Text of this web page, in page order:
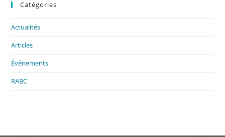
Catégories
Actualités
Articles
Événements
RABC